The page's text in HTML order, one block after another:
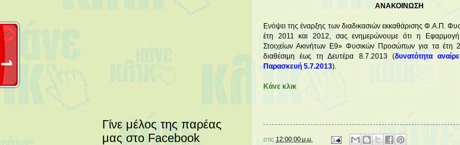
ΑΝΑΚΟΙΝΩΣΗ
Ενόψει της έναρξης των διαδικασιών εκκαθάρισης Φ.Α.Π.
έτη 2011 και 2012, σας ενημερώνουμε ότι η
Στοιχείων Ακινήτων Ε9» Φυσικών Προσώπων για τα έτη
διαθέσιμη έως τη Δευτέρα 8.7.2013 (δυνατότητα
Παρασκευή 5.7.2013).
Κάνε κλικ
στις 12:00:00 μ.μ.
Γίνε μέλος της παρέας
μας στο Facebook